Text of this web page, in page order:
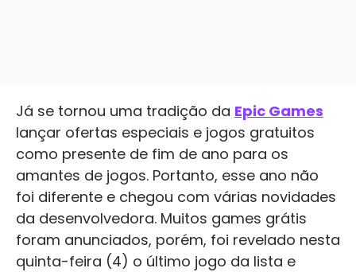
Já se tornou uma tradição da Epic Games
lançar ofertas especiais e jogos gratuitos
como presente de fim de ano para os
amantes de jogos. Portanto, esse ano não
foi diferente e chegou com várias novidades
da desenvolvedora. Muitos games grátis
foram anunciados, porém, foi revelado nesta
quinta-feira (4) o último jogo da lista e